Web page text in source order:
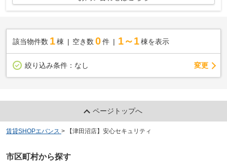
該当物件数 1棟 空き数 0 件 1～1 棟を表示
絞り込み条件： なし 変更
ページトップへ
賃貸SHOPエバンス > 【津田沼店】安心セキュリティ
市区町村から探す